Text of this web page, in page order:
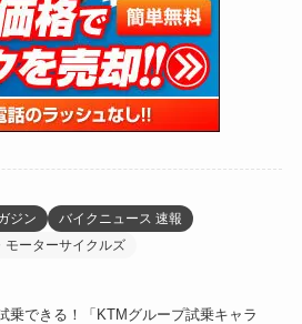
(63)
(6)
(27)
(47)
(41)
(204)
(34)
(35)
(41)
(12)
(16)
(4)
ジン
バイクニュース 速報
モーターサイクルズ
乗できる！「KTMグループ試乗キャラ